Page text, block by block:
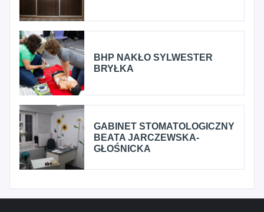
BHP NAKŁO SYLWESTER
BRYŁKA
GABINET STOMATOLOGICZNY
BEATA JARCZEWSKA-
GŁOŚNICKA